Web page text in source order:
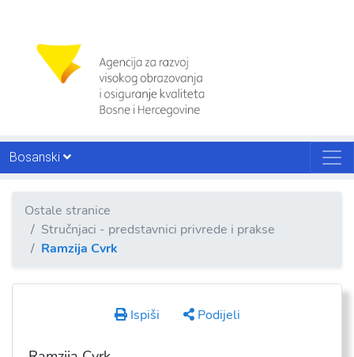
Bosanski
Ostale stranice
Stručnjaci - predstavnici privrede i prakse
Ramzija Cvrk
Ispiši Podijeli